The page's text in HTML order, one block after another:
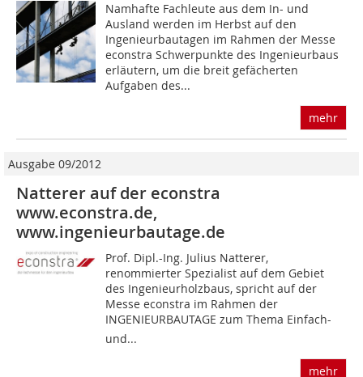
Namhafte Fachleute aus dem In- und
Ausland werden im Herbst auf den
Ingenieurbautagen im Rahmen der Messe
econstra Schwerpunkte des Ingenieurbaus
erläutern, um die breit gefächerten
Aufgaben des...
mehr
Ausgabe 09/2012
Natterer auf der econstra
www.econstra.de,
www.ingenieurbautage.de
Prof. Dipl.-Ing. Julius Natterer,
renommierter Spezialist auf dem Gebiet
des Ingenieurholzbaus, spricht auf der
Messe econstra im Rahmen der
INGENIEURBAUTAGE zum Thema Einfach-
und...
mehr